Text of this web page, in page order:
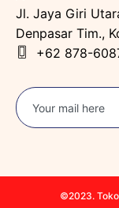
Jl. Jaya Giri
Denpasar Tim.,
+62 878-
©2023.